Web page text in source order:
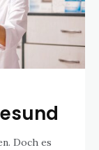
Doch es